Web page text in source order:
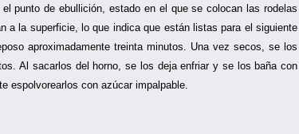
punto de ebullición, estado en el que se colocan las rodelas
a la superficie, lo que indica que están listas para el siguiente
aproximadamente treinta minutos. Una vez secos, se los
Al sacarlos del horno, se los deja enfriar y se los baña con
espolvorearlos con azúcar impalpable.